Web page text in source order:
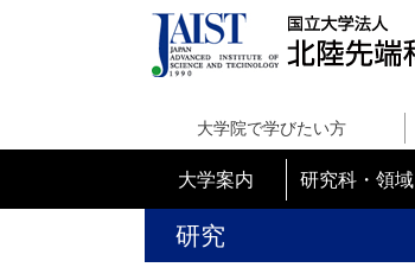
大学院で学びたい方
大学案内 研究科・領域
研究